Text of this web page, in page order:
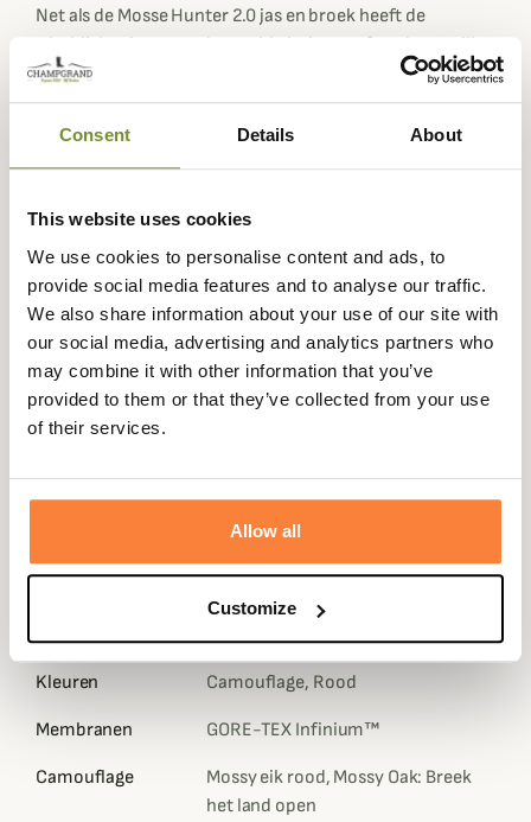
Consent Details About
This website uses cookies
We use cookies to personalise content and ads, to
provide social media features and to analyse our traffic.
We also share information about your use of our site with
our social media, advertising and analytics partners who
may combine it with other information that you’ve
provided to them or that they’ve collected from your use
of their services.
Allow all
Customize
Net als de Mosse Hunter 2.0 jas en broek heeft de
winddichte jas een geborstelde buitenstof om hem stiller
en discreter te maken.
moderne snit en is gemaakt van een synthetische
stretchstof voor uitstekend bewegingsgemak. Voor
armen, ideaal voor winderige dagen in het tussenseizoen
wanneer de temperaturen nog mild zijn.
Dit winddichte jack van Härkila heeft ook twee
steekzakken met rits en een radiozakje op de borst.
De Break-Up County camouflage van Mossy Oak geeft je
optimale stealth tijdens je trektochten. Als je in het veld
bent, of op de vlakten met andere jagers, houden de rode
jachtomgeving heeft de Mosse Hunter softshell jas
Gegevensblad
Samenstelling 100 procent polyester
Kleuren Camouflage, Rood
Membranen GORE-TEX Infinium™
Camouflage
Mossy eik rood, Mossy Oak: Breek
het land open